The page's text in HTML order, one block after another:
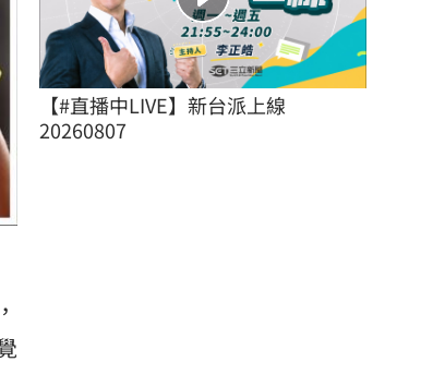
【#直播中LIVE】新台派上線
20260807